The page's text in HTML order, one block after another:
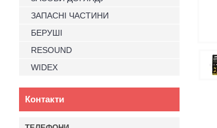
ЗАПАСНІ ЧАСТИНИ
БЕРУШІ
RESOUND
WIDEX
Контакти